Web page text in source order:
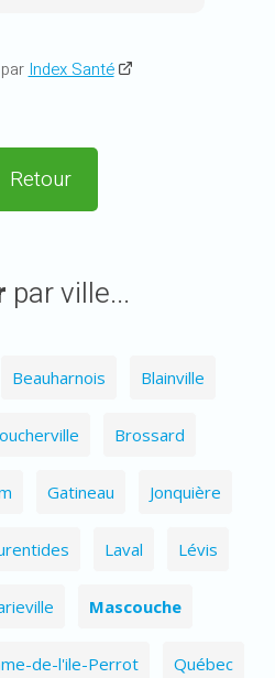
Index Santé
Retour
par ville...
Beauharnois Blainville
Brossard
Gatineau Jonquière
Laval Lévis
Mascouche
de-l'ile-Perrot Québec